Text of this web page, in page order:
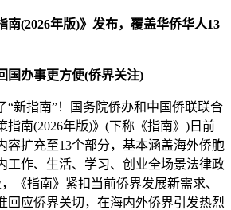
南(2026年版)》发布，覆盖华侨华人13
国办事更方便(侨界关注)
指南”！国务院侨办和中国侨联联合
指南(2026年版)》(下称《指南》)日前
容扩充至13个部分，基本涵盖海外侨胞
工作、生活、学习、创业全场景法律政
《指南》紧扣当前侨界发展新需求、
回应侨界关切，在海内外侨界引发热烈